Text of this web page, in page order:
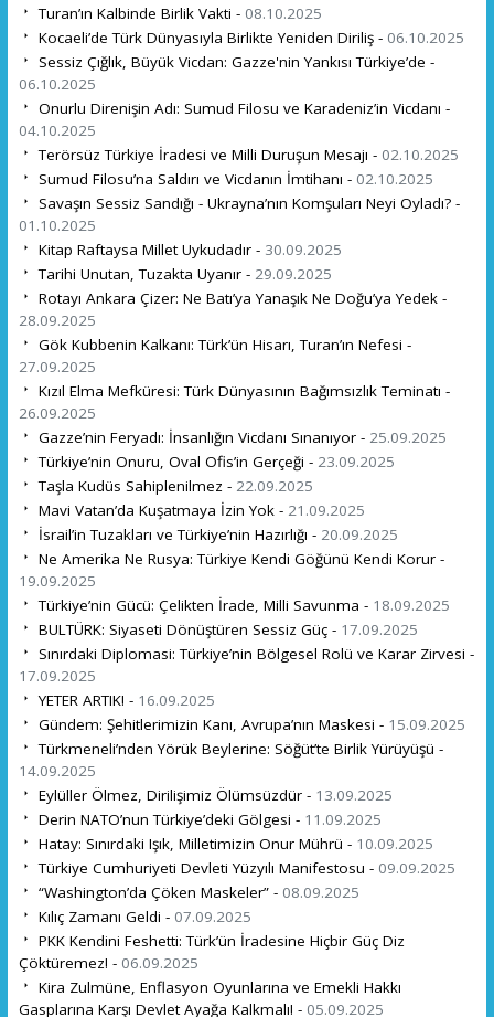
Turan’ın Kalbinde Birlik Vakti - 08.10.2025
Kocaeli’de Türk Dünyasıyla Birlikte Yeniden Diriliş - 06.10.2025
Sessiz Çığlık, Büyük Vicdan: Gazze'nin Yankısı Türkiye’de -
06.10.2025
Onurlu Direnişin Adı: Sumud Filosu ve Karadeniz’in Vicdanı -
04.10.2025
Terörsüz Türkiye İradesi ve Milli Duruşun Mesajı - 02.10.2025
Sumud Filosu’na Saldırı ve Vicdanın İmtihanı - 02.10.2025
Savaşın Sessiz Sandığı - Ukrayna’nın Komşuları Neyi Oyladı? -
01.10.2025
Kitap Raftaysa Millet Uykudadır - 30.09.2025
Tarihi Unutan, Tuzakta Uyanır - 29.09.2025
Rotayı Ankara Çizer: Ne Batı’ya Yanaşık Ne Doğu’ya Yedek -
28.09.2025
Gök Kubbenin Kalkanı: Türk’ün Hisarı, Turan’ın Nefesi -
27.09.2025
Kızıl Elma Mefküresi: Türk Dünyasının Bağımsızlık Teminatı -
26.09.2025
Gazze’nin Feryadı: İnsanlığın Vicdanı Sınanıyor - 25.09.2025
Türkiye’nin Onuru, Oval Ofis’in Gerçeği - 23.09.2025
Taşla Kudüs Sahiplenilmez - 22.09.2025
Mavi Vatan’da Kuşatmaya İzin Yok - 21.09.2025
İsrail’in Tuzakları ve Türkiye’nin Hazırlığı - 20.09.2025
Ne Amerika Ne Rusya: Türkiye Kendi Göğünü Kendi Korur -
19.09.2025
Türkiye’nin Gücü: Çelikten İrade, Milli Savunma - 18.09.2025
BULTÜRK: Siyaseti Dönüştüren Sessiz Güç - 17.09.2025
Sınırdaki Diplomasi: Türkiye’nin Bölgesel Rolü ve Karar Zirvesi -
17.09.2025
YETER ARTIK! - 16.09.2025
Gündem: Şehitlerimizin Kanı, Avrupa’nın Maskesi - 15.09.2025
Türkmeneli’nden Yörük Beylerine: Söğüt’te Birlik Yürüyüşü -
14.09.2025
Eylüller Ölmez, Dirilişimiz Ölümsüzdür - 13.09.2025
Derin NATO’nun Türkiye’deki Gölgesi - 11.09.2025
Hatay: Sınırdaki Işık, Milletimizin Onur Mührü - 10.09.2025
Türkiye Cumhuriyeti Devleti Yüzyılı Manifestosu - 09.09.2025
“Washington’da Çöken Maskeler” - 08.09.2025
Kılıç Zamanı Geldi - 07.09.2025
PKK Kendini Feshetti: Türk’ün İradesine Hiçbir Güç Diz
Çöktüremez! - 06.09.2025
Kira Zulmüne, Enflasyon Oyunlarına ve Emekli Hakkı
Gasplarına Karşı Devlet Ayağa Kalkmalı! - 05.09.2025